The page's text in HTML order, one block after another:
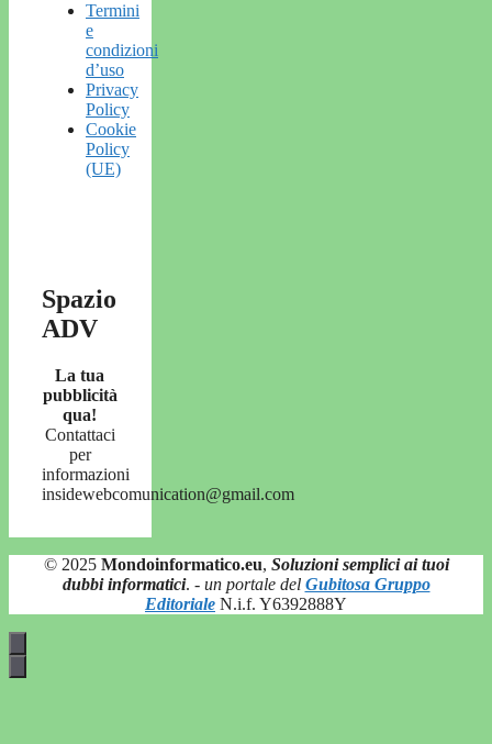
Termini
e
condizioni
d’uso
Privacy
Policy
Cookie
Policy
(UE)
Spazio
ADV
La tua
pubblicità
qua!
Contattaci
per
informazioni
insidewebcomunication@gmail.com
© 2025 Mondoinformatico.eu, Soluzioni semplici ai tuoi
dubbi informatici. - un portale del Gubitosa Gruppo
Editoriale N.i.f. Y6392888Y